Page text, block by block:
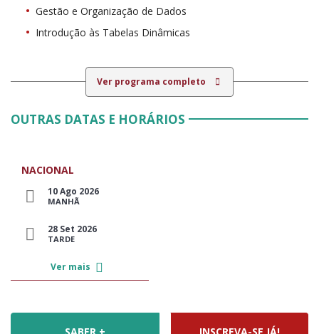
Gestão e Organização de Dados
Introdução às Tabelas Dinâmicas
Ver programa completo
OUTRAS DATAS E HORÁRIOS
NACIONAL
10 Ago 2026
MANHÃ
28 Set 2026
TARDE
Ver mais